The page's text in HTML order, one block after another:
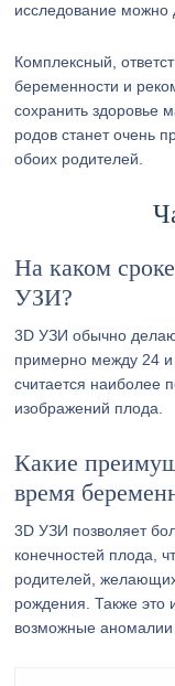
исследование можно
Комплексный,
беременности и
сохранить
родов станет очень
обоих родителей.
На каком
УЗИ?
3D УЗИ обычно
примерно между 24
считается наиболее
изображений плода.
Какие
время
3D УЗИ позволяет
конечностей плода,
родителей,
рождения. Также это
возможные аномалии